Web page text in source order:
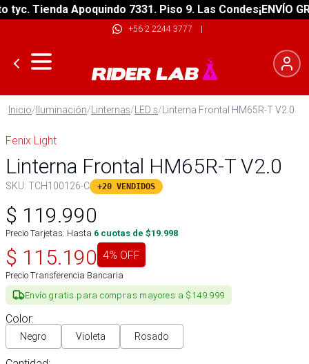
Tienda Apoquindo 7331. Piso 9. Las Condes¡ENVÍO
+56 2 2244 3777 |
Inicio/Iluminación/Linternas/LED s/Linterna Frontal HM65R-T V2.0
Fenix Light
Linterna Frontal HM65R-T V2.0
SKU: TCH100126-C +20 VENDIDOS
$ 119.990
Precio Tarjetas: Hasta 6 cuotas de $19.998
$ 115.190 4% OFF
Precio Transferencia Bancaria
Envío gratis para compras mayores a $149.999
Color:
Negro Violeta Rosado